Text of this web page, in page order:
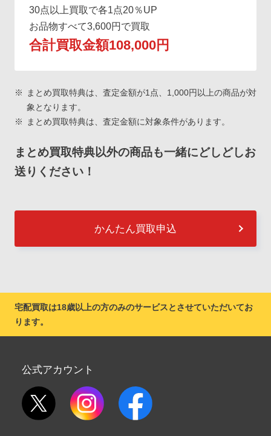
30点以上買取で各1点20％UP
お品物すべて3,600円で買取
合計買取金額108,000円
まとめ買取特典は、査定金額が1点、1,000円以上の商品が対
象となります。
まとめ買取特典は、査定金額に対象条件があります。
まとめ買取特典以外の商品も一緒にどしどしお
送りください！
かんたん買取申込
宅配買取は18歳以上の方のみのサービスとさせていただいてお
ります。
公式アカウント